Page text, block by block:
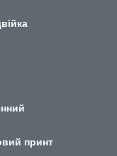
принт